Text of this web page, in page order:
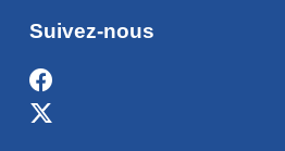
Suivez-nous